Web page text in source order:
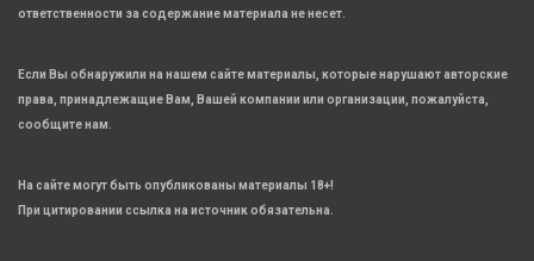
ответственности за содержание материала не несет.
Если Вы обнаружили на нашем сайте материалы, которые нарушают авторские
права, принадлежащие Вам, Вашей компании или организации, пожалуйста,
сообщите нам.
На сайте могут быть опубликованы материалы 18+!
При цитировании ссылка на источник обязательна.